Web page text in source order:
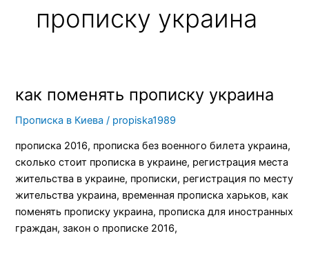
прописку украина
как поменять прописку украина
Прописка в Киева / propiska1989
прописка 2016, прописка без военного билета украина,
сколько стоит прописка в украине, регистрация места
жительства в украине, прописки, регистрация по месту
жительства украина, временная прописка харьков, как
поменять прописку украина, прописка для иностранных
граждан, закон о прописке 2016,
как
прописку
украина